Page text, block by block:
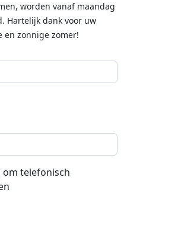
worden vanaf maandag
Hartelijk dank voor uw
en zonnige zomer!
om telefonisch